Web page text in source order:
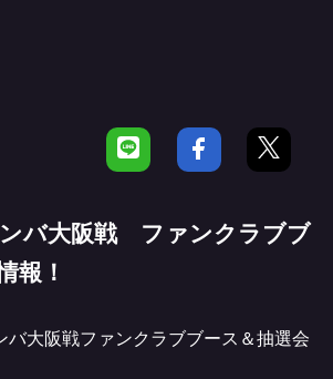
バ大阪戦 ファンクラブブ
報！
バ大阪戦ファンクラブブース＆抽選会